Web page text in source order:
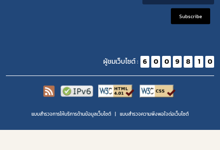
Subscribe
ผู้ชมเว็บไซต์ : 6 0 0 9 8 1 0
แบบสำรวจการให้บริการด้านข้อมูลเว็บไซต์ แบบสำรวจความพีงพอใจต่อเว็บไซต์